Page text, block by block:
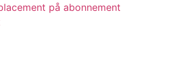
på abonnement